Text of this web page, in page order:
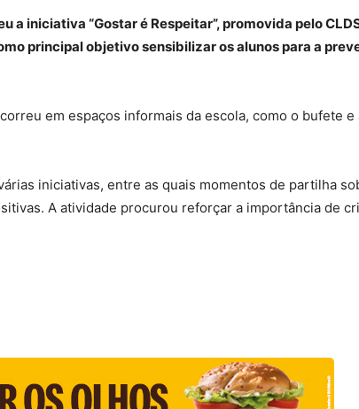
iniciativa “Gostar é Respeitar”, promovida pelo
principal objetivo sensibilizar os alunos para a
em espaços informais da escola, como o bufete
iniciativas, entre as quais momentos de partilha
A atividade procurou reforçar a importância de